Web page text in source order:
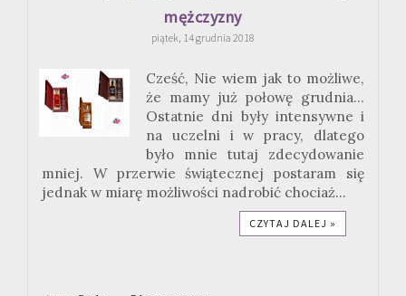
mężczyzny
piątek, 14 grudnia 2018
Cześć, Nie wiem jak to możliwe,
że mamy już połowę grudnia...
Ostatnie dni były intensywne i
na uczelni i w pracy, dlatego
było mnie tutaj zdecydowanie
mniej. W przerwie świątecznej postaram się
jednak w miarę możliwości nadrobić chociaż...
CZYTAJ DALEJ »